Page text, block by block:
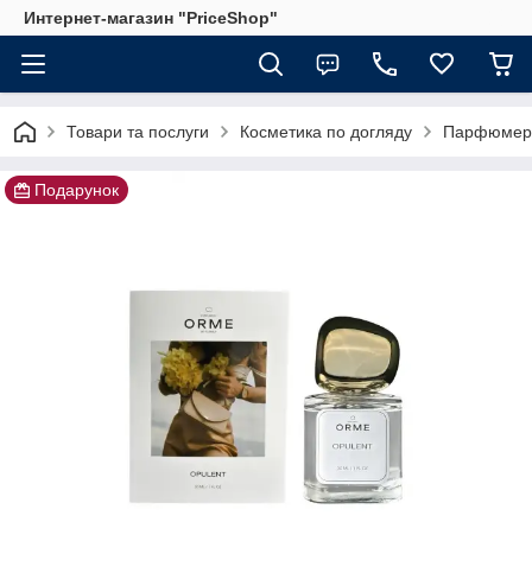
Интернет-магазин "PriceShop"
Товари та послуги Косметика по догляду
Подарунок